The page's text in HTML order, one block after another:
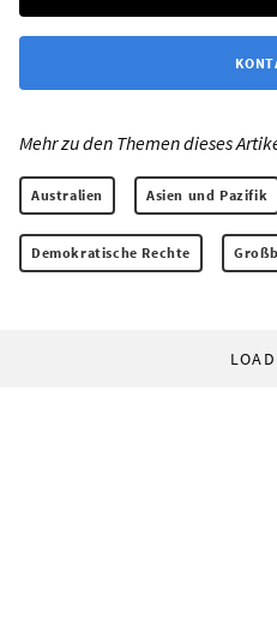
Mehr zu den Themen dieses
Australien Asien und Pazifik
Demokratische Rechte